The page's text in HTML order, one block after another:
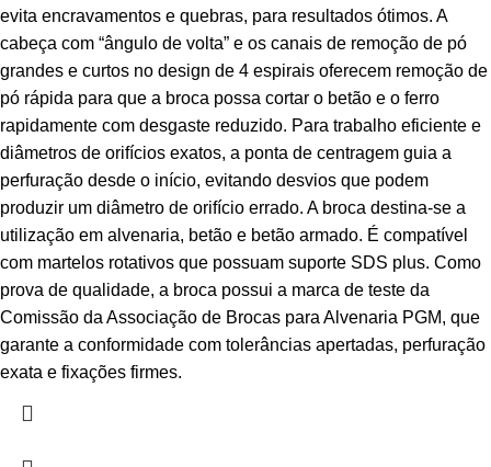
evita encravamentos e quebras, para resultados ótimos. A
cabeça com “ângulo de volta” e os canais de remoção de pó
grandes e curtos no design de 4 espirais oferecem remoção de
pó rápida para que a broca possa cortar o betão e o ferro
rapidamente com desgaste reduzido. Para trabalho eficiente e
diâmetros de orifícios exatos, a ponta de centragem guia a
perfuração desde o início, evitando desvios que podem
produzir um diâmetro de orifício errado. A broca destina-se a
utilização em alvenaria, betão e betão armado. É compatível
com martelos rotativos que possuam suporte SDS plus. Como
prova de qualidade, a broca possui a marca de teste da
Comissão da Associação de Brocas para Alvenaria PGM, que
garante a conformidade com tolerâncias apertadas, perfuração
exata e fixações firmes.